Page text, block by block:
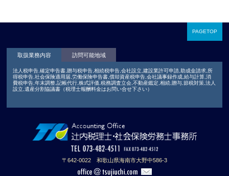
PAGETOP
取扱業務内容 訪問可能地域
法人税申告,確定申告書,贈与税申告,相続税申告,会社設立,建設業許可申請,助成金請求,所
得税申告,社会保険適用届,労働保険申告書,償却資産税申告,会社議事録作成,給与計算,消
費税申告,年末調整,記帳代行,株式評価,税務調査立会,不動産鑑定,相続,贈与,節税対策,法人
設立,遺産分割協議書（税理士報酬料金はお問い合せ下さい）
〒642-0022 和歌山県海南市大野中586-3